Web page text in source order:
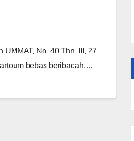
No. 40 Thn. III, 27
bebas beribadah.…